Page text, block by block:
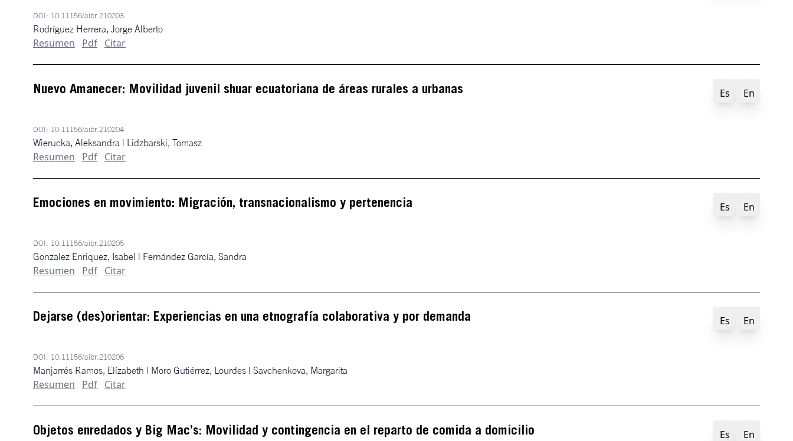
DOI: 10.11156/aibr.210203
Rodríguez Herrera, Jorge Alberto
Resumen Pdf Citar
Nuevo Amanecer: Movilidad juvenil shuar ecuatoriana de áreas rurales a urbanas Es En
DOI: 10.11156/aibr.210204
Wierucka, Aleksandra | Lidzbarski, Tomasz
Resumen Pdf Citar
Emociones en movimiento: Migración, transnacionalismo y pertenencia Es En
DOI: 10.11156/aibr.210205
Gonzalez Enriquez, Isabel | Fernández García, Sandra
Resumen Pdf Citar
Dejarse (des)orientar: Experiencias en una etnografía colaborativa y por demanda Es En
DOI: 10.11156/aibr.210206
Manjarrés Ramos, Elízabeth | Moro Gutiérrez, Lourdes | Savchenkova, Margarita
Resumen Pdf Citar
Objetos enredados y Big Mac’s: Movilidad y contingencia en el reparto de comida a domicilio Es En